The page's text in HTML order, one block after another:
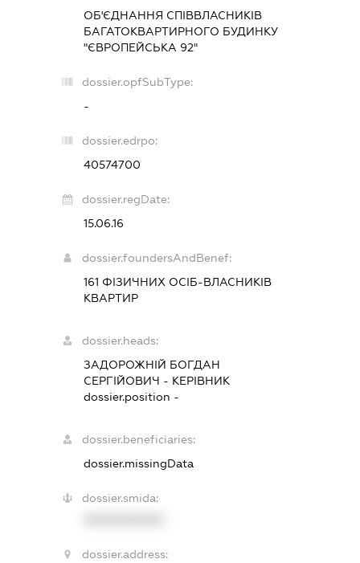
ОБ'ЄДНАННЯ СПІВВЛАСНИКІВ
БАГАТОКВАРТИРНОГО БУДИНКУ
"ЄВРОПЕЙСЬКА 92"
dossier.opfSubType:
-
dossier.edrpo:
40574700
dossier.regDate:
15.06.16
dossier.foundersAndBenef:
161 ФІЗИЧНИХ ОСІБ-ВЛАСНИКІВ
КВАРТИР
dossier.heads:
ЗАДОРОЖНІЙ БОГДАН
СЕРГІЙОВИЧ - КЕРІВНИК
dossier.position -
dossier.beneficiaries:
dossier.missingData
dossier.smida:
dossier.address: